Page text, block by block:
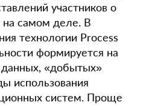
участников о
на самом деле. В
технологии Process
формируется на
данных, «добытых»
использования
систем. Проще